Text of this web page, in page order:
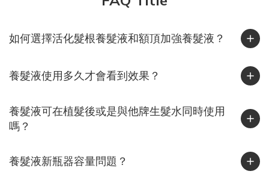
些電荷無法散去，就會停留在頭髮上，讓髮絲之間互相排斥、炸
靜電！台灣給人的印象是「濕答答」，但其實在 11 月到隔年 2 月
間，東北季風帶來冷空氣與乾燥氣流，加上許多人開除濕機或冷氣
間。北部常見「外濕內乾」、中部早晚溫差大、南部風大又乾燥，
很傷髮質靜電不只是造型問題，也反映出髮絲的乾燥狀態。研究指
出，靜電會增加髮絲摩擦力與梳理力，使頭髮更容易斷裂、角質層
化。染燙後、常吹整或自然偏乾的髮質，都屬於靜電高風險族群。
實用抗靜電 5 招，從旅程到日常都適用1. 保濕是第一步乾燥的頭髮
如何選擇活化髮根養髮液和額頂加強養髮液？
養髮液使用多久才會看到效果？
養髮液可在植髮後或是與他牌生髮水同時使用
嗎？
養髮液新瓶器容量問題？